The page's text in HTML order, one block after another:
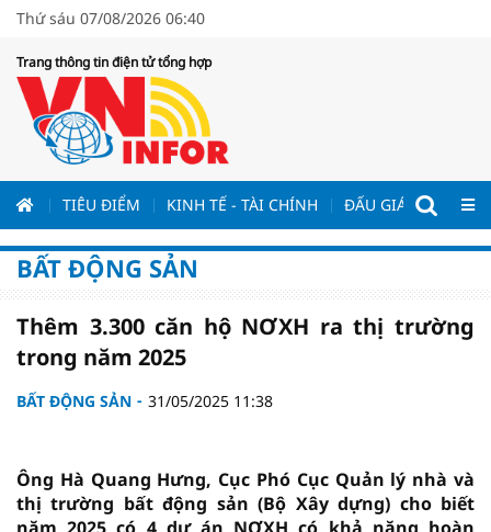
Thứ sáu 07/08/2026 06:40
Trang thông tin điện tử tổng hợp
TIÊU ĐIỂM KINH TẾ - TÀI CHÍNH ĐẤU GIÁ - ĐẤU
BẤT ĐỘNG SẢN
Thêm 3.300 căn hộ NƠXH ra thị trường
trong năm 2025
BẤT ĐỘNG SẢN 31/05/2025 11:38
Ông Hà Quang Hưng, Cục Phó Cục Quản lý nhà và
thị trường bất động sản (Bộ Xây dựng) cho biết